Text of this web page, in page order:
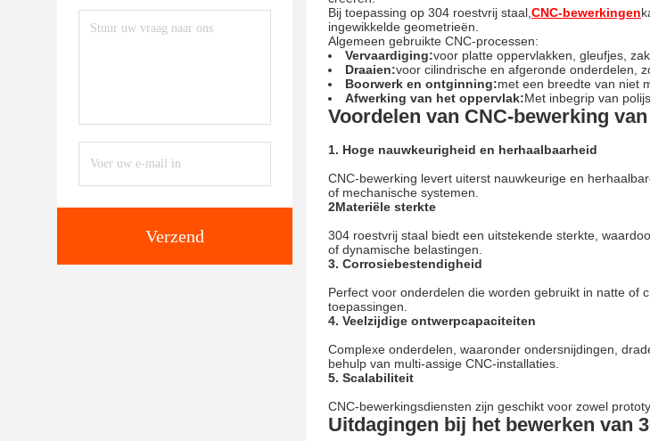
Verzend
Bij toepassing op 304 roestvrij staal, CNC-bewerkingen
ingewikkelde geometrieën.
Algemeen gebruikte CNC-processen:
Vervaardiging:voor platte oppervlakken, gleufjes,
Draaien:voor cilindrische en afgeronde onderdelen,
Boorwerk en ontginning:met een breedte van niet
Afwerking van het oppervlak:Met inbegrip van
Voordelen van CNC-bewerking
1. Hoge nauwkeurigheid en herhaalbaarheid
CNC-bewerking levert uiterst nauwkeurige en
of mechanische systemen.
2Materiële sterkte
304 roestvrij staal biedt een uitstekende sterkte,
of dynamische belastingen.
3. Corrosiebestendigheid
Perfect voor onderdelen die worden gebruikt in natte of
toepassingen.
4. Veelzijdige ontwerpcapaciteiten
Complexe onderdelen, waaronder ondersnijdingen,
behulp van multi-assige CNC-installaties.
5. Scalabiliteit
CNC-bewerkingsdiensten zijn geschikt voor zowel
Uitdagingen bij het bewerken van